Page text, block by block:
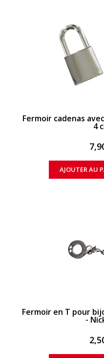
Fermoir cadenas
4
AJOUTER AU
Fermoir en T pour
-